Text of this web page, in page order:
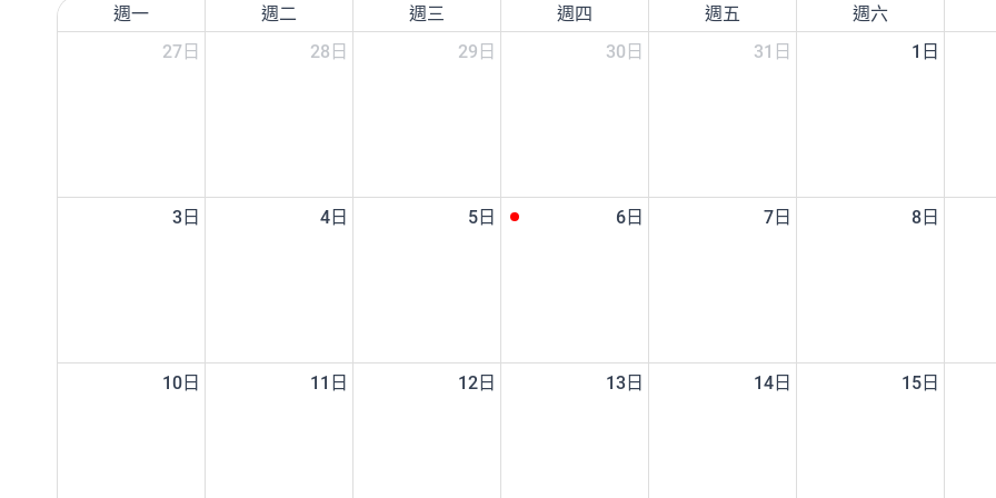
週一 週二 週三 週四 週五
週六
27日
28日 29日 30日 31日 1日
3日 4日 5日 6日 7日 8日
10日 11日 12日 13日 14日 15日